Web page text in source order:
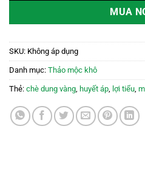
MUA
SKU: Không áp dụng
Danh mục: Thảo mộc khô
Thẻ: chè dung vàng huyết áp lợi tiểu